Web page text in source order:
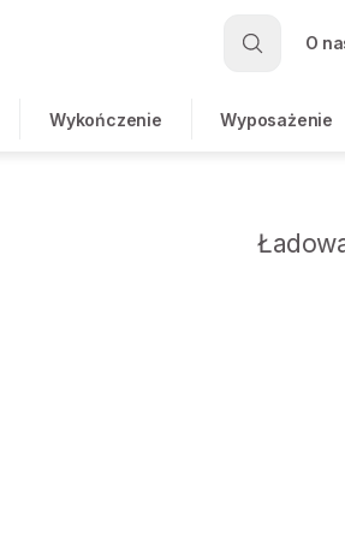
O
Wykończenie Wyposażenie